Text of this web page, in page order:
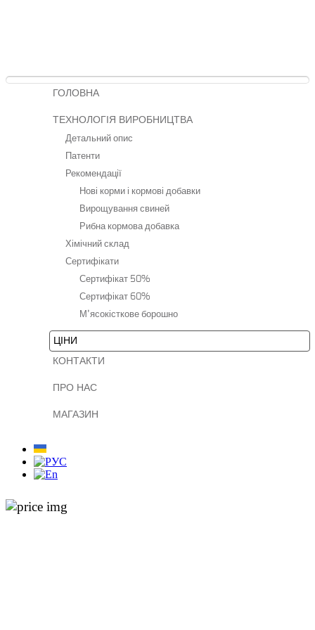
ГОЛОВНА
ТЕХНОЛОГІЯ ВИРОБНИЦТВА
Детальний опис
Патенти
Рекомендації
Нові корми і кормові добавки
Вирощування свиней
Рибна кормова добавка
Хімічний склад
Сертифікати
Сертифікат 50%
Сертифікат 60%
М’ясокісткове борошно
ЦІНИ
КОНТАКТИ
ПРО НАС
МАГАЗИН